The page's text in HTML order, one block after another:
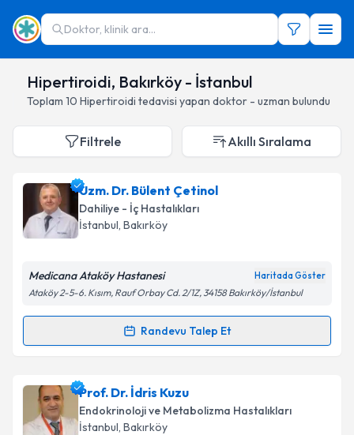
Doktor, klinik ara...
Hipertiroidi, Bakırköy - İstanbul
Toplam 10 Hipertiroidi tedavisi yapan doktor - uzman bulundu
Filtrele Akıllı Sıralama
Uzm. Dr. Bülent Çetinol
Dahiliye - İç Hastalıkları
İstanbul, Bakırköy
Medicana Ataköy Hastanesi Haritada Göster
Ataköy 2-5-6. Kısım, Rauf Orbay Cd. 2/1Z, 34158 Bakırköy/İstanbul
Randevu Talep Et
Randevu Takvimi Talebi
Uzm. Dr. Bülent Çetinoliçin randevu takvimi talebi
oluşturun. Size bu uzmandan randevu almanız için bir
takvim hazırlandığında e-posta ile bilgilendireceğiz.
Prof. Dr. İdris Kuzu
Endokrinoloji ve Metabolizma Hastalıkları
İstanbul, Bakırköy